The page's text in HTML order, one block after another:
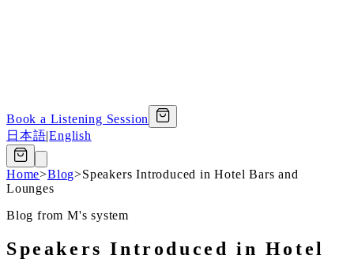
Book a Listening Session
日本語|English
Home>Blog>Speakers Introduced in Hotel Bars and
Lounges
Blog from M's system
Speakers Introduced in Hotel